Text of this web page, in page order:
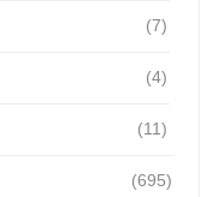
(7)
(4)
(11)
(695)